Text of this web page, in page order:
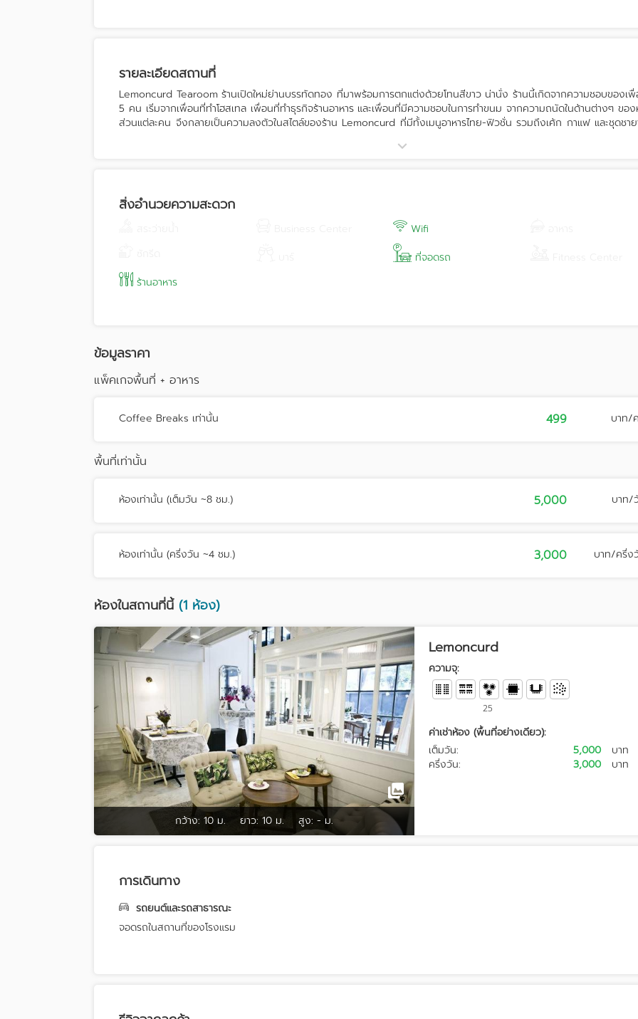
รายละเอียดสถานที่
Lemoncurd Tearoom ร้านเปิดใหม่ย่านบรรทัดทอง ที่มาพร้อมการตกแต่งด้วยโทนสีขาว น่านั่ง ร้านนี้เกิดจากความชอบของเ
5 คน เริ่มจากเพื่อนที่ทำโฮสเทล เพื่อนที่ทำธุรกิจร้านอาหาร และเพื่อนที่มีความชอบในการทำขนม จากความถนัดในด้านต่างๆ ขอ
ส่วนแต่ละคน จึงกลายเป็นความลงตัวในสไตล์ของร้าน Lemoncurd ที่มีทั้งเมนูอาหารไทย-ฟิวชั่น รวมถึงเค้ก กาแฟ และชุดชา
สิ่งอำนวยความสะดวก
Wifi
ที่จอดรถ
ร้านอาหาร
ข้อมูลราคา
แพ็คเกจพื้นที่ + อาหาร
Coffee Breaks เท่านั้น 499 บาท/
พื้นที่เท่านั้น
ห้องเท่านั้น (เต็มวัน ~8 ชม.) 5,000 บาท/
ห้องเท่านั้น (ครึ่งวัน ~4 ชม.) 3,000 บาท/ครึ่ง
ห้องในสถานที่นี้(1 ห้อง)
กว้าง: 10 ม. ยาว: 10 ม. สูง: - ม.
Lemoncurd
ความจุ:
25
ค่าเช่าห้อง (พื้นที่อย่างเดียว):
เต็มวัน:
5,000
บาท
ครึ่งวัน:
3,000 บาท
การเดินทาง
รถยนต์และรถสาธารณะ
จอดรถในสถานที่ของโรงแรม